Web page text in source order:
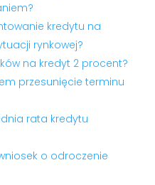
kredytu na
rynkowej?
na kredyt 2 procent?
przesunięcie terminu
rata kredytu
o odroczenie